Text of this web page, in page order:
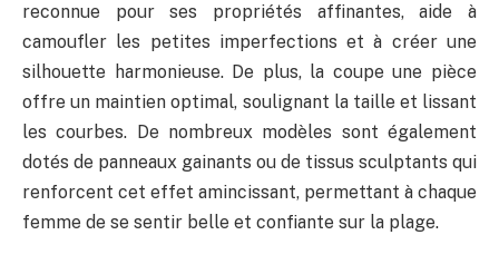
reconnue pour ses propriétés affinantes, aide à
camoufler les petites imperfections et à créer une
silhouette harmonieuse. De plus, la coupe une pièce
offre un maintien optimal, soulignant la taille et lissant
les courbes. De nombreux modèles sont également
dotés de panneaux gainants ou de tissus sculptants qui
renforcent cet effet amincissant, permettant à chaque
femme de se sentir belle et confiante sur la plage.